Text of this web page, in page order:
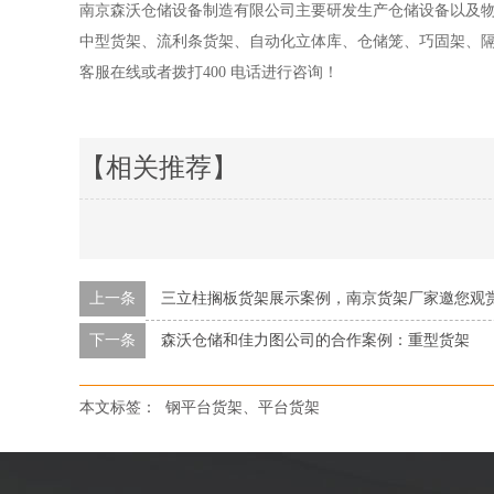
南京森沃仓储设备制造有限公司主要研发生产仓储设备以及
中型货架、流利条货架、自动化立体库、仓储笼、巧固架、
客服在线或者拨打400 电话进行咨询！
【相关推荐】
上一条 三立柱搁板货架展示案例，南京货架厂家邀您观
下一条 森沃仓储和佳力图公司的合作案例：重型货架
本文标签： 钢平台货架、平台货架